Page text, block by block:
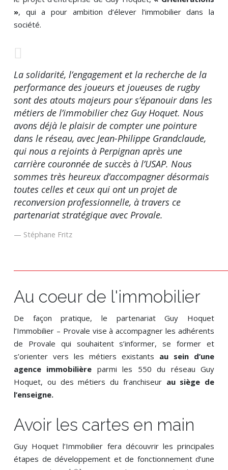
», qui a pour ambition d’élever l’immobilier dans la
société.
La solidarité, l’engagement et la recherche de la
performance des joueurs et joueuses de rugby
sont des atouts majeurs pour s’épanouir dans les
métiers de l’immobilier chez Guy Hoquet. Nous
avons déjà le plaisir de compter une pointure
dans le réseau, avec Jean-Philippe Grandclaude,
qui nous a rejoints à Perpignan après une
carrière couronnée de succès à l’USAP. Nous
sommes très heureux d’accompagner désormais
toutes celles et ceux qui ont un projet de
reconversion professionnelle, à travers ce
partenariat stratégique avec Provale.
Stéphane Fritz
Au coeur de l'immobilier
De façon pratique, le partenariat Guy Hoquet
l’Immobilier – Provale vise à accompagner les adhérents
de Provale qui souhaitent s’informer, se former et
s’orienter vers les métiers existants au sein d’une
agence immobilière parmi les 550 du réseau Guy
Hoquet, ou des métiers du franchiseur au siège de
l’enseigne.
Avoir les cartes en main
Guy Hoquet l’Immobilier fera découvrir les principales
étapes de développement et de fonctionnement d’une